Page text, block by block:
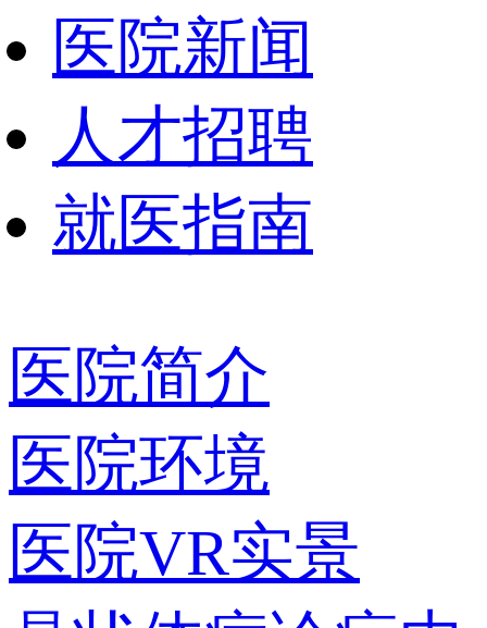
医院新闻
人才招聘
就医指南
医院简介
医院环境
医院VR实景